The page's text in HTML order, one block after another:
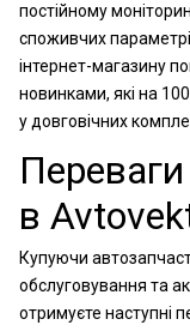
постійному
споживчих
інтернет-магазину
новинками, які на
у довговічних
Переваги
в
Купуючи
обслуговування та
отримуєте наступні